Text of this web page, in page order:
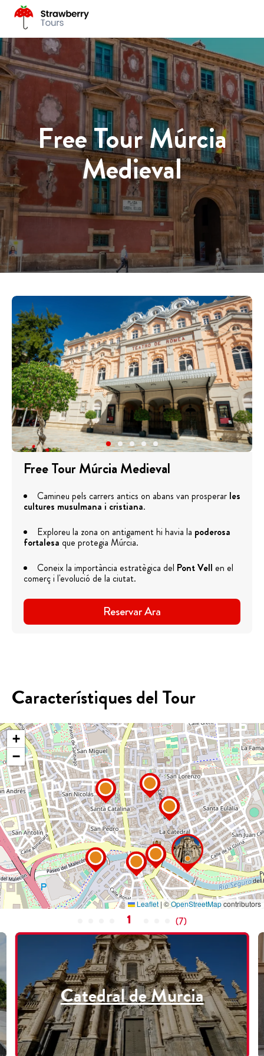
Free Tour Múrcia
Medieval
Free Tour Múrcia Medieval
Camineu pels carrers antics on abans van prosperar les
cultures musulmana i cristiana.
Exploreu la zona on antigament hi havia la poderosa
fortalesa que protegia Múrcia.
Coneix la importància estratègica del Pont Vell en el
comerç i l'evolució de la ciutat.
Reservar Ara
Característiques del Tour
+
−
Leaflet | ©OpenStreetMapcontributors
1 (7)
Catedral de Murcia